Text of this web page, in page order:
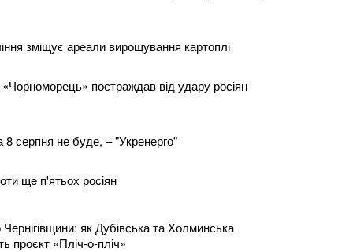
зміщує ареали вирощування картоплі
постраждав від удару росіян
8 серпня не буде, – "Укренерго"
ще п'ятьох росіян
як Дубівська та Холминська
проєкт «Пліч-о-пліч»